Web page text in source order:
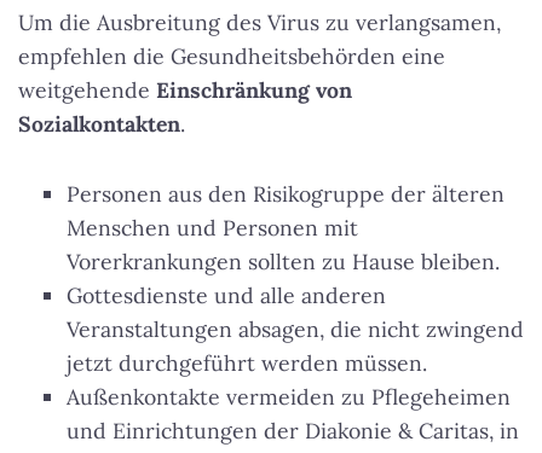
Um die Ausbreitung des Virus zu verlangsamen,
empfehlen die Gesundheitsbehörden eine
weitgehende Einschränkung von
Sozialkontakten.
Personen aus den Risikogruppe der älteren
Menschen und Personen mit
Vorerkrankungen sollten zu Hause bleiben.
Gottesdienste und alle anderen
Veranstaltungen absagen, die nicht zwingend
jetzt durchgeführt werden müssen.
Außenkontakte vermeiden zu Pflegeheimen
und Einrichtungen der Diakonie & Caritas, in